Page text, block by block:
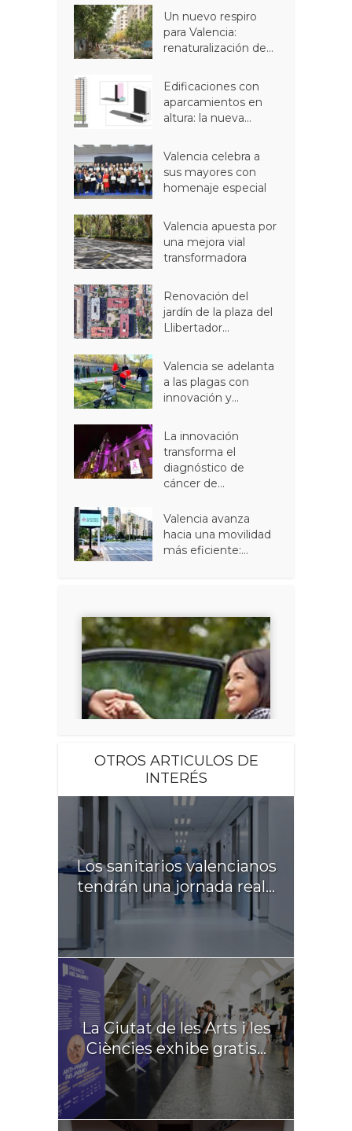
Un nuevo respiro
para Valencia:
renaturalización de...
Edificaciones con
aparcamientos en
altura: la nueva...
Valencia celebra a
sus mayores con
homenaje especial
Valencia apuesta por
una mejora vial
transformadora
Renovación del
jardín de la plaza del
Llibertador...
Valencia se adelanta
a las plagas con
innovación y...
La innovación
transforma el
diagnóstico de
cáncer de...
Valencia avanza
hacia una movilidad
más eficiente:...
OTROS ARTICULOS DE
INTERÉS
Los sanitarios valencianos
tendrán una jornada real...
La Ciutat de les Arts i les
Ciències exhibe gratis...